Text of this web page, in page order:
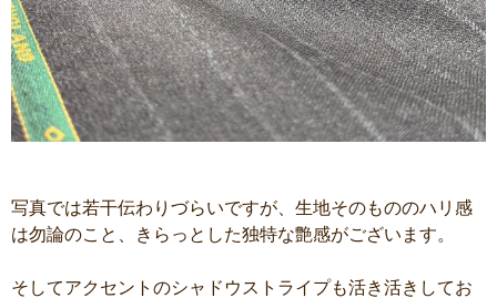
写真では若干伝わりづらいですが、生地そのもののハリ感
は勿論のこと、きらっとした独特な艶感がございます。
そしてアクセントのシャドウストライプも活き活きしてお